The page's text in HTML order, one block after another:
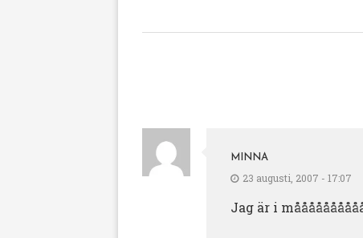
MINNA
23 augusti, 2007 - 17:07
Jag är i